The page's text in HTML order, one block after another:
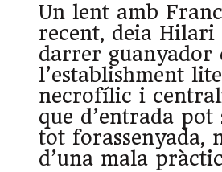
Un lent amb
recent, deia
darrer guanyador
l’establishment
necrofílic i
que d’entrada
tot forassenyada,
d’una mala